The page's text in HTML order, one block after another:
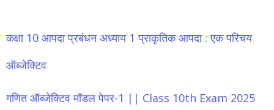
कक्षा 10 आपदा प्रबंधन अध्याय 1 प्राकृतिक आपदा : एक परिचय
ऑब्जेक्टिव
गणित ऑब्जेक्टिव मॉडल पेपर-1 || Class 10th Exam 2025